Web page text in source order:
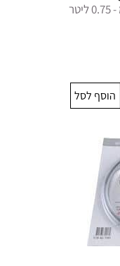
הוסף לסל